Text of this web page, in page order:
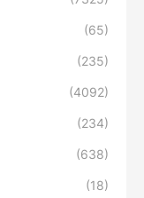
(65)
(235)
(4092)
(234)
(638)
(18)